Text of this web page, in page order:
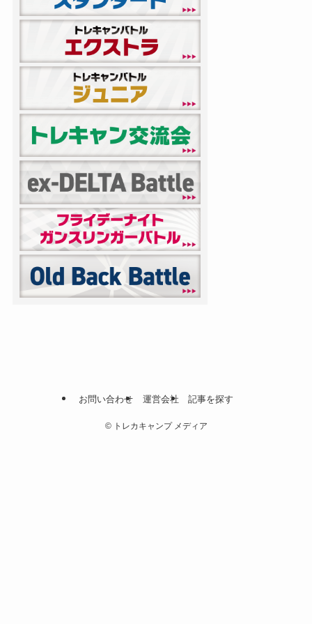
お問い合わせ 運営会社 記事を探す
©トレカキャンプ メディア